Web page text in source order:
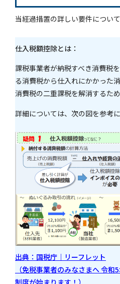
当経過措置の詳しい要件につい
仕入税額控除とは：
課税事業者が納税すべき消費税
る消費税から仕入れにかかった
消費税の二重課税を解消するため
詳細については、次の図を参考
出典：国税庁｜リーフレット
（免税事業者のみなさまへ 令